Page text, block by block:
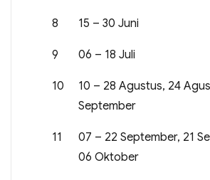
8 15 – 30 Juni
9 06 – 18 Juli
10
10 – 28 Agustus, 24
September
11
07 – 22 September, 21
06 Oktober